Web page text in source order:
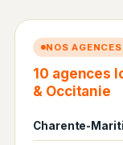
NOS AGENCES
10 agences
& Occitanie
Charente-